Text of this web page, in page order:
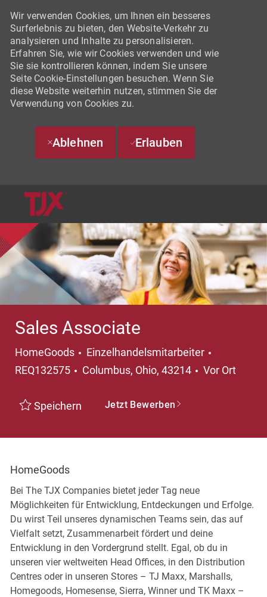
Wir verwenden Cookies, um Ihnen ein besseres
Surferlebnis zu bieten, den Website-Verkehr zu
analysieren und Inhalte zu personalisieren.
Erfahren Sie, wie wir Cookies verwenden und wie
Sie sie kontrollieren können, indem Sie unsere
Seite Cookie-Einstellungen besuchen. Wenn Sie
diese Website weiterhin nutzen, stimmen Sie der
Verwendung von Cookies zu.
Ablehnen Erlauben
Sales Associate
HomeGoods Kategorie
Einzelhandelsmitarbeiter
REQ132575
Ort
Columbus, Ohio, 43214 Vor Ort
Speichern Jetzt Bewerben
HomeGoods
Bei The TJX Companies bietet jeder Tag neue
Möglichkeiten für Entwicklung, Entdeckungen und Erfolge.
Du wirst Teil unseres dynamischen Teams sein, das auf
Vielfalt setzt, Zusammenarbeit fördert und deine
Entwicklung in den Vordergrund stellt. Egal, ob du in
unseren vier weltweiten Head Offices, in den Distribution
Centres oder in unseren Stores – TJ Maxx, Marshalls,
Homegoods, Homesense, Sierra, Winner und TK Maxx –